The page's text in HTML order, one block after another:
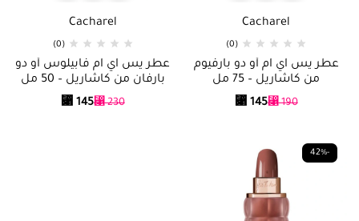
Cacharel
(0)
عطر يس آي آم أو دو بارفيوم
من كاشاريل – 75 مل
⃁190
⃁ 145
Cacharel
(0)
عطر يس آي آم فابيلوس أو دو
بارفان من كاشاريل – 50 مل
⃁230
⃁ 145
-42%